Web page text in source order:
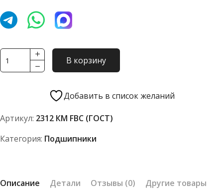
Количество
товара
FBC
В корзину
Добавить в список желаний
Артикул: 2312 КМ FBC (ГОСТ)
Категория: Подшипники
Описание Детали Отзывы (0) Другие товары